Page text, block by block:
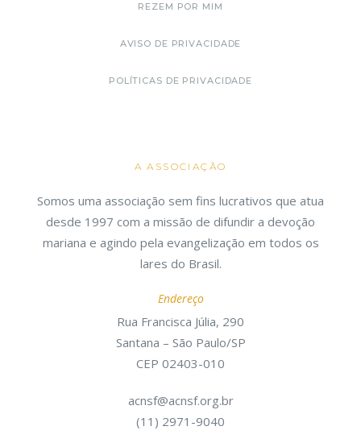
REZEM POR MIM
AVISO DE PRIVACIDADE
POLÍTICAS DE PRIVACIDADE
A ASSOCIAÇÃO
Somos uma associação sem fins lucrativos que atua
desde 1997 com a missão de difundir a devoção
mariana e agindo pela evangelização em todos os
lares do Brasil.
Endereço
Rua Francisca Júlia, 290
Santana – São Paulo/SP
CEP 02403-010
acnsf@acnsf.org.br
(11) 2971-9040